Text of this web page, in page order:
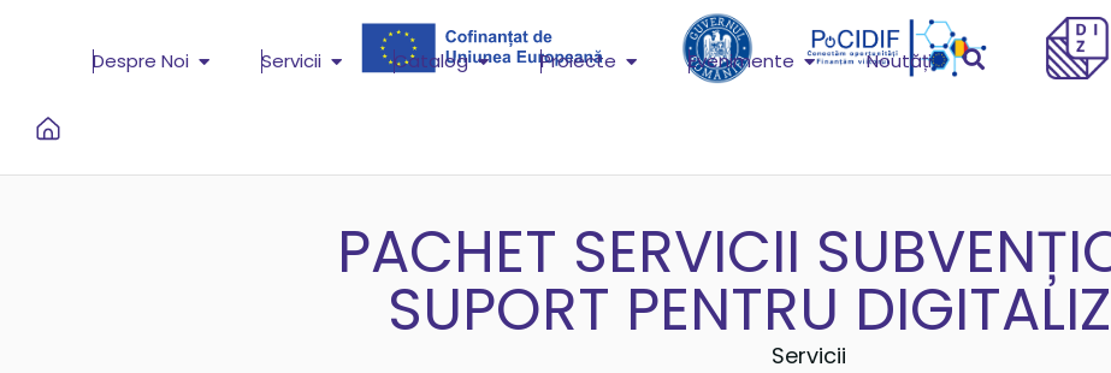
Despre Noi Servicii Catalog Proiecte Evenimente Noutăți
PACHET SERVICII
SUPORT PENTRU
Servicii